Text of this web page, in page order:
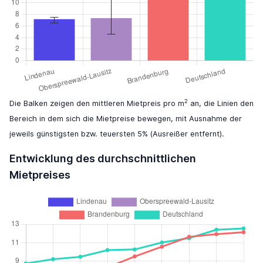
Die Balken zeigen den mittleren Mietpreis pro m2 an, die Linien den
Bereich in dem sich die Mietpreise bewegen, mit Ausnahme der
jeweils günstigsten bzw. teuersten 5% (Ausreißer entfernt).
Entwicklung des durchschnittlichen
Mietpreises